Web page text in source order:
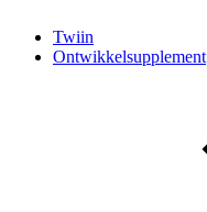
Twiin
Ontwikkelsupplement